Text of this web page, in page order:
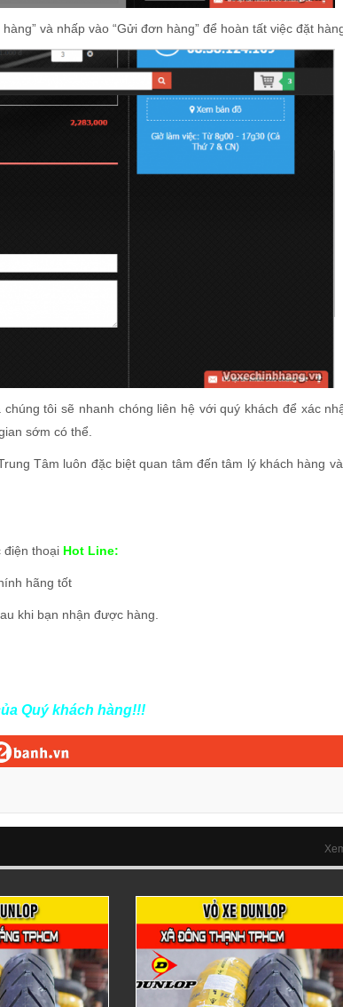
và nhấp vào “Gửi đơn hàng” để hoàn tất việc đặt
chúng tôi sẽ nhanh chóng liên hệ với quý khách để xác
sớm có thể.
Trung Tâm luôn đặc biệt quan tâm đến tâm lý khách hàng
điện thoại Hot Line:
hãng tốt
khi bạn nhận được hàng.
Quý khách hàng!!!